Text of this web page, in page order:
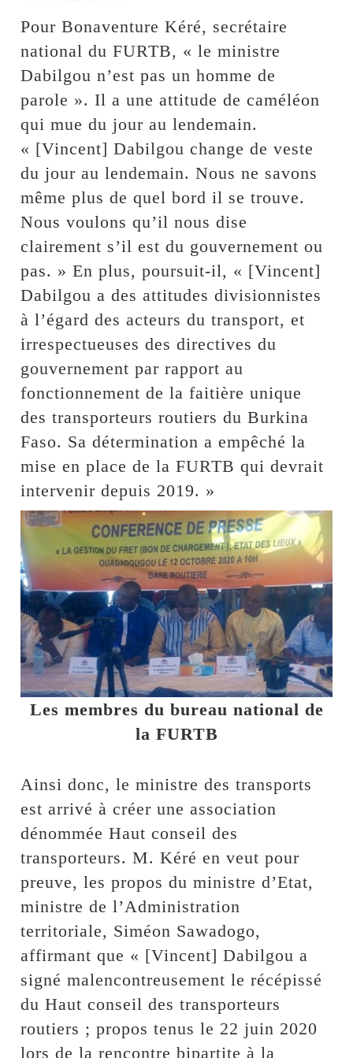
Pour Bonaventure Kéré, secrétaire
national du FURTB, « le ministre
Dabilgou n’est pas un homme de
parole ». Il a une attitude de caméléon
qui mue du jour au lendemain.
« [Vincent] Dabilgou change de veste
du jour au lendemain. Nous ne savons
même plus de quel bord il se trouve.
Nous voulons qu’il nous dise
clairement s’il est du gouvernement ou
pas. » En plus, poursuit-il, « [Vincent]
Dabilgou a des attitudes divisionnistes
à l’égard des acteurs du transport, et
irrespectueuses des directives du
gouvernement par rapport au
fonctionnement de la faitière unique
des transporteurs routiers du Burkina
Faso. Sa détermination a empêché la
mise en place de la FURTB qui devrait
intervenir depuis 2019. »
Les membres du bureau national de
la FURTB
Ainsi donc, le ministre des transports
est arrivé à créer une association
dénommée Haut conseil des
transporteurs. M. Kéré en veut pour
preuve, les propos du ministre d’Etat,
ministre de l’Administration
territoriale, Siméon Sawadogo,
affirmant que « [Vincent] Dabilgou a
signé malencontreusement le récépissé
du Haut conseil des transporteurs
routiers ; propos tenus le 22 juin 2020
lors de la rencontre bipartite à la